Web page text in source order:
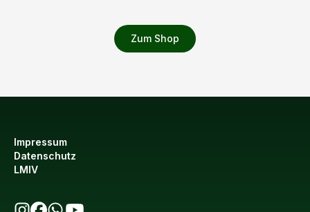
Zum Shop
Impressum
Datenschutz
LMIV